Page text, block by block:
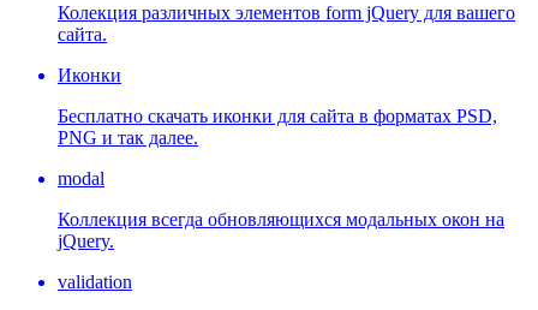
Колекция различных элементов form jQuery для вашего
сайта.
Иконки
Бесплатно скачать иконки для сайта в форматах PSD,
PNG и так далее.
modal
Коллекция всегда обновляющихся модальных окон на
jQuery.
validation